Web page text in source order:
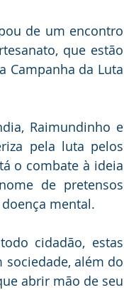
de um encontro
que estão
Campanha da Luta
Raimundinho e
pela luta pelos
o combate à ideia
de pretensos
mental.
além do
abrir mão de seu